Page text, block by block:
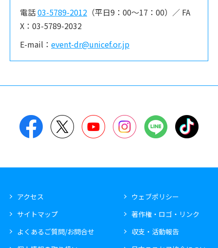
電話03-5789-2012 （平日9：00〜17：00）／ FA
X：03-5789-2032
E-mail： event-dr@unicef.or.jp
Facebook Twitter YouTube Instagram LINE
アクセス
サイトマップ
よくあるご質問/お問合せ
ウェブポリシー
著作権・ロゴ・リンク
収支・活動報告